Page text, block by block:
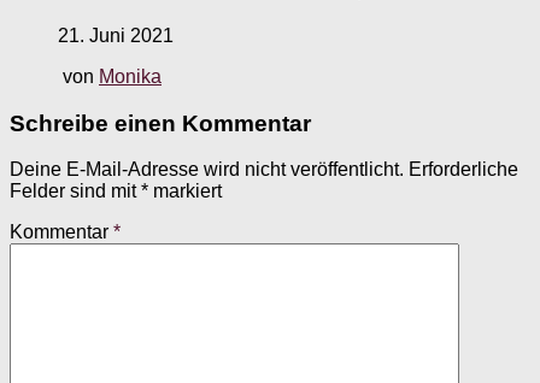
21. Juni 2021
von Monika
Schreibe einen Kommentar
Deine E-Mail-Adresse wird nicht veröffentlicht. Erforderliche
Felder sind mit* markiert
Kommentar *